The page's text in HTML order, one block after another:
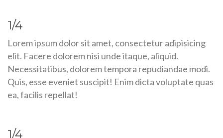
1/4
Lorem ipsum dolor sit amet, consectetur adipisicing
elit. Facere dolorem nisi unde itaque, aliquid.
Necessitatibus, dolorem tempora repudiandae modi.
Quis, esse eveniet suscipit! Enim dicta voluptate quas
ea, facilis repellat!
1/4